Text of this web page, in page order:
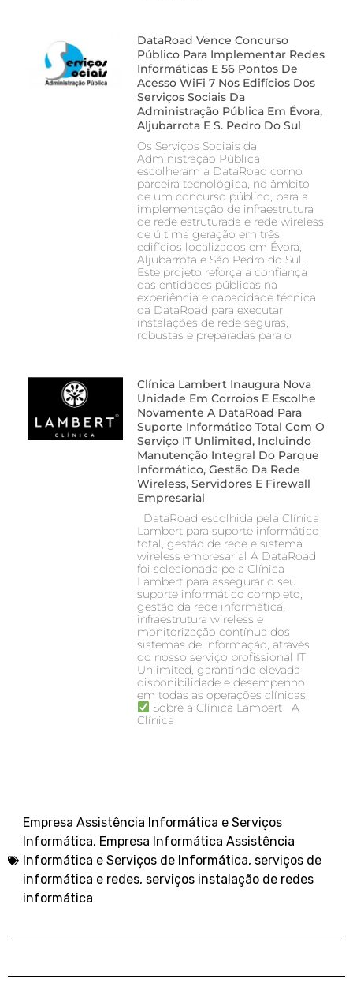
DataRoad Vence Concurso
Público Para Implementar Redes
Informáticas E 56 Pontos De
Acesso WiFi 7 Nos Edifícios Dos
Serviços Sociais Da
Administração Pública Em Évora,
Aljubarrota E S. Pedro Do Sul
Os Serviços Sociais da
Administração Pública
escolheram a DataRoad como
parceira tecnológica, no âmbito
de um concurso público, para a
implementação de infraestrutura
de rede estruturada e rede wireless
de última geração em três
edifícios localizados em Évora,
Aljubarrota e São Pedro do Sul.
Este projeto reforça a confiança
das entidades públicas na
experiência e capacidade técnica
da DataRoad para executar
instalações de rede seguras,
robustas e preparadas para o
Clínica Lambert Inaugura Nova
Unidade Em Corroios E Escolhe
Novamente A DataRoad Para
Suporte Informático Total Com O
Serviço IT Unlimited, Incluindo
Manutenção Integral Do Parque
Informático, Gestão Da Rede
Wireless, Servidores E Firewall
Empresarial
DataRoad escolhida pela Clínica
Lambert para suporte informático
total, gestão de rede e sistema
wireless empresarial A DataRoad
foi selecionada pela Clínica
Lambert para assegurar o seu
suporte informático completo,
gestão da rede informática,
infraestrutura wireless e
monitorização contínua dos
sistemas de informação, através
do nosso serviço profissional IT
Unlimited, garantindo elevada
disponibilidade e desempenho
em todas as operações clínicas.
Sobre a Clínica Lambert A
Clínica
Empresa Assistência Informática e Serviços
Informática, Empresa Informática Assistência
Informática e Serviços de Informática, serviços de
informática e redes, serviços instalação de redes
informática